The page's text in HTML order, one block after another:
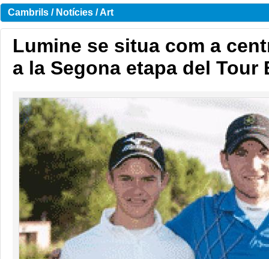
Cambrils / Notícies / Art
Lumine se situa com a
a la Segona etapa del Tour